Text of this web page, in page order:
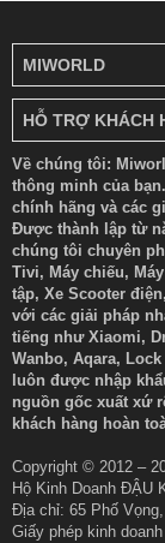
MIWORLD
HỖ TRỢ KHÁCH
Về chúng tôi:
thông minh của
chính hãng và các
Được thành lập từ
chúng tôi chuyên
Tivi, Máy chiếu,
tập, Xe Scooter
với các giải pháp
tiếng như Xiaomi,
Wanbo, Aqara,
luôn được nhập
nguồn gốc xuất xứ
khách hàng hoàn
Copyright © 2012 –
Hộ Kinh Doanh ĐẬU
Địa chỉ: 65 Phố
Giấy phép kinh